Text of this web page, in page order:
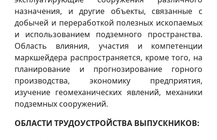
назначения, и другие объекты, связанные с
добычей и переработкой полезных ископаемых
и использованием подземного пространства.
Область влияния, участия и компетенции
маркшейдера распространяется, кроме того, на
планирование и прогнозирование горного
производства, экономику предприятия,
изучение геомеханических явлений, механики
подземных сооружений.
ОБЛАСТИ ТРУДОУСТРОЙСТВА ВЫПУСКНИКОВ: